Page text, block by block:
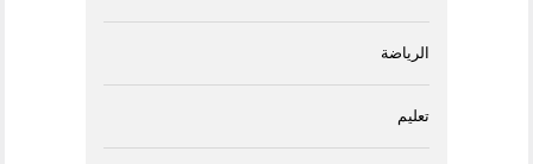
الرياضة
تعليم